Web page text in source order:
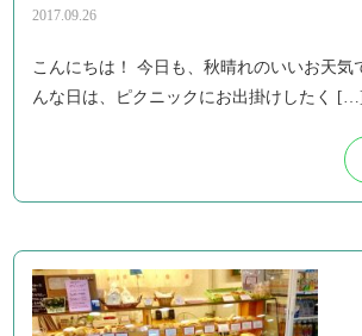
2017.09.26
こんにちは！ 今日も、秋晴れのいいお天
んな日は、ピクニックにお出掛けしたく […]